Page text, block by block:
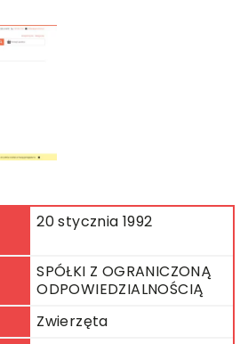
20 stycznia 1992
SPÓŁKI Z OGRANICZONĄ
ODPOWIEDZIALNOŚCIĄ
Zwierzęta